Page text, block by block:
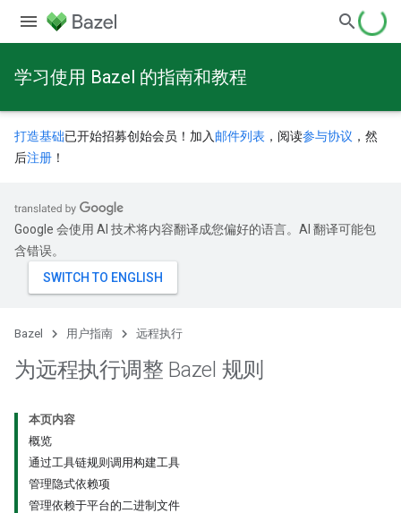
学习使用 Bazel 的指南和教程
打造基础已开始招募创始会员！加入 邮件列表 ，阅读参与协议 ，然
后注册 ！
Google 会使用 AI 技术将内容翻译成您偏好的语言。AI 翻译可能包
含错误。
Bazel 用户指南 远程执行
为远程执行调整 Bazel 规则
本页内容
概览
通过工具链规则调用构建工具
管理隐式依赖项
管理依赖于平台的二进制文件